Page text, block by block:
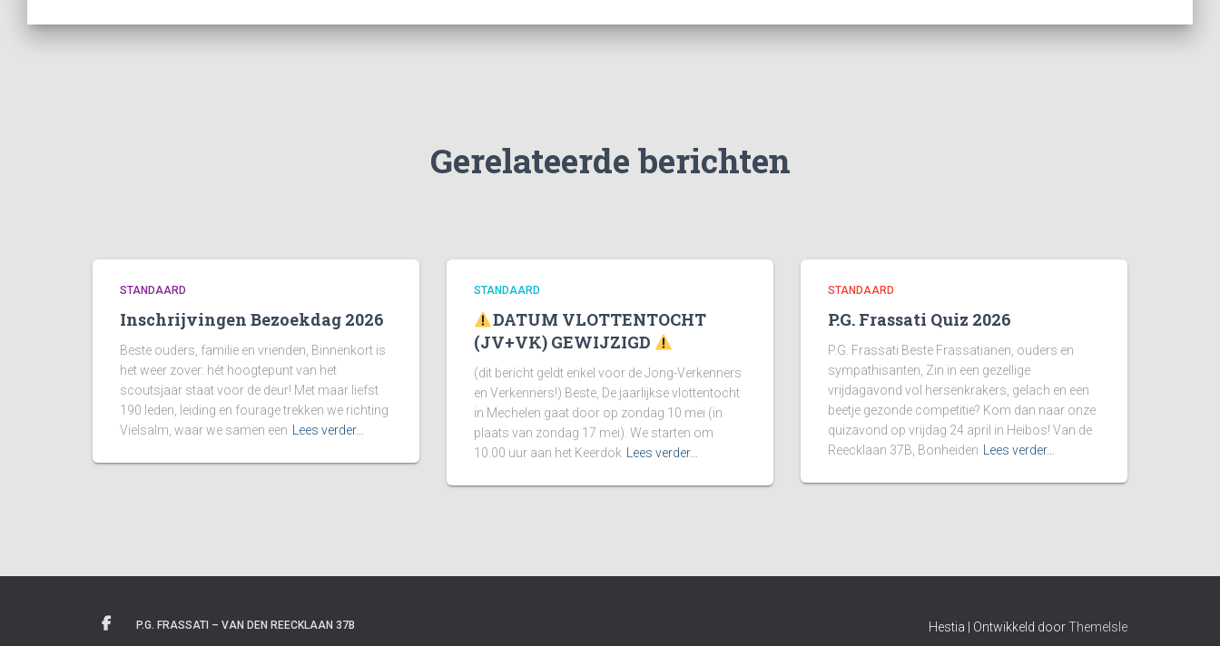
Gerelateerde berichten
STANDAARD
Inschrijvingen Bezoekdag 2026
Beste ouders, familie en vrienden, Binnenkort is
het weer zover: hét hoogtepunt van het
scoutsjaar staat voor de deur! Met maar liefst
190 leden, leiding en fourage trekken we richting
Vielsalm, waar we samen een
Lees verder…
STANDAARD
DATUM VLOTTENTOCHT
(JV+VK) GEWIJZIGD
(dit bericht geldt enkel voor de Jong-Verkenners
en Verkenners!) Beste, De jaarlijkse vlottentocht
in Mechelen gaat door op zondag 10 mei (in
plaats van zondag 17 mei). We starten om
10.00 uur aan het Keerdok
Lees verder…
STANDAARD
P.G. Frassati Quiz 2026
P.G. Frassati Beste Frassatianen, ouders en
sympathisanten, Zin in een gezellige
vrijdagavond vol hersenkrakers, gelach en een
beetje gezonde competitie? Kom dan naar onze
quizavond op vrijdag 24 april in Heibos! Van de
Reecklaan 37B, Bonheiden
Lees verder…
P.G. FRASSATI – VAN DEN REECKLAAN 37B Hestia | Ontwikkeld doorThemeIsle